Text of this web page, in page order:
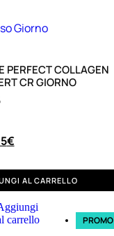
Giorno
PERFECT COLLAGEN
CR GIORNO
€
AL CARRELLO
carrello
PROMO